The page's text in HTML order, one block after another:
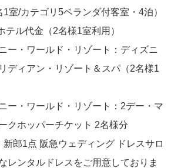
1室/カテゴリ5ベランダ付客室・4泊）
テル代金（2名様1室利用）
ー・ワールド・リゾート：ディズニ
ディアン・リゾート＆スパ（2名様1
ー・ワールド・リゾート：2デー・マ
クホッパーチケット 2名様分
新郎1点 阪急ウェディング ドレスサロ
レンタルドレスをご用意しておりま